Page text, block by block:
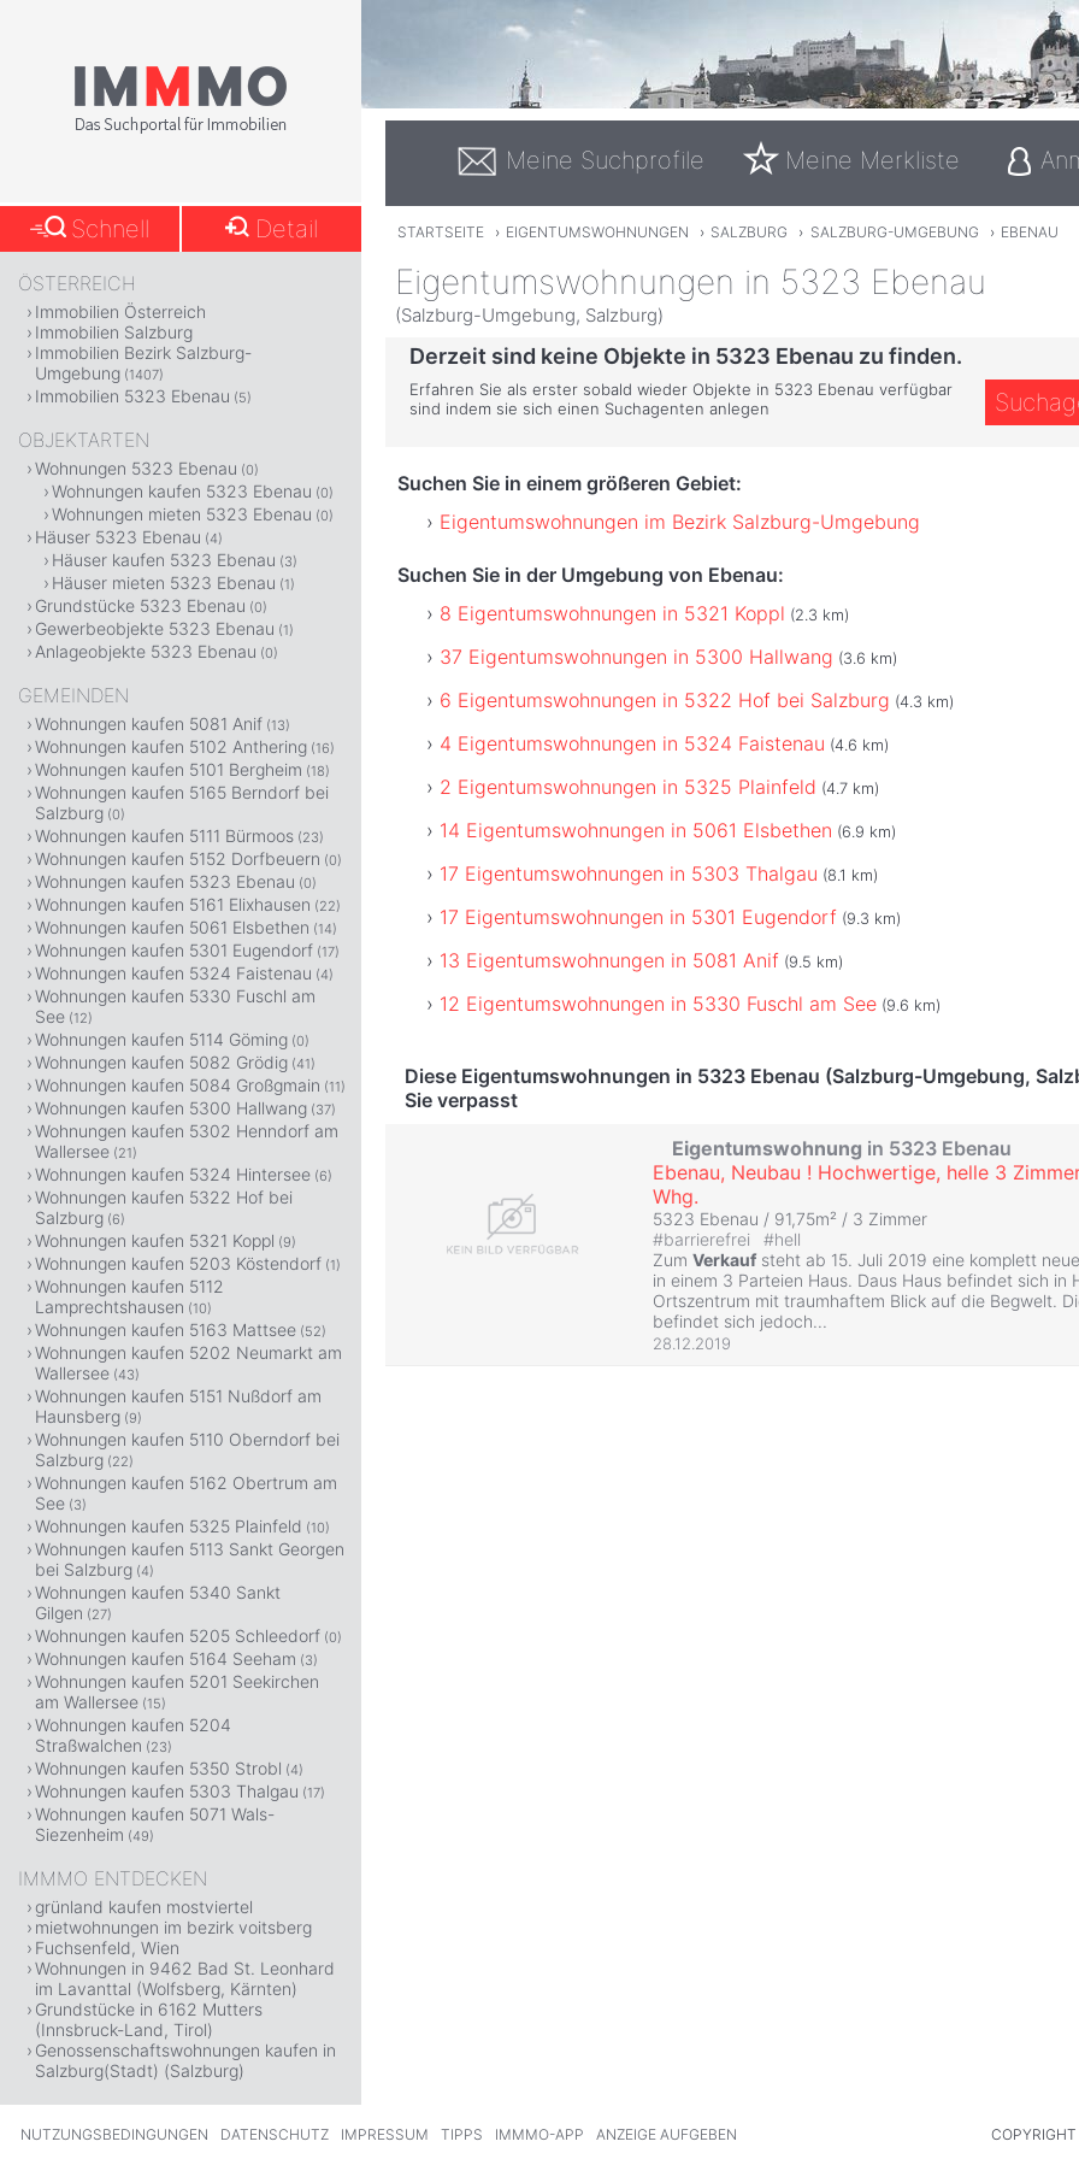
Meine Suchprofile Meine Merkliste
STARTSEITE › EIGENTUMSWOHNUNGEN › SALZBURG › SALZBURG-UMGEBUNG › EBENAU
Eigentumswohnungen in 5323 Ebenau
(Salzburg-Umgebung, Salzburg)
Derzeit sind keine Objekte in 5323 Ebenau zu finden.
Erfahren Sie als erster sobald wieder Objekte in 5323 Ebenau verfügbar
sind indem sie sich einen Suchagenten anlegen
Suchen Sie in einem größeren Gebiet:
Eigentumswohnungen im Bezirk Salzburg-Umgebung
Suchen Sie in der Umgebung von Ebenau:
8 Eigentumswohnungen in 5321 Koppl (2.3 km)
37 Eigentumswohnungen in 5300 Hallwang (3.6 km)
6 Eigentumswohnungen in 5322 Hof bei Salzburg (4.3 km)
4 Eigentumswohnungen in 5324 Faistenau (4.6 km)
2 Eigentumswohnungen in 5325 Plainfeld (4.7 km)
14 Eigentumswohnungen in 5061 Elsbethen (6.9 km)
17 Eigentumswohnungen in 5303 Thalgau (8.1 km)
17 Eigentumswohnungen in 5301 Eugendorf (9.3 km)
13 Eigentumswohnungen in 5081 Anif (9.5 km)
12 Eigentumswohnungen in 5330 Fuschl am See (9.6 km)
Diese Eigentumswohnungen in 5323 Ebenau (Salzburg-Umgebung,
Sie verpasst
Eigentumswohnung in 5323 Ebenau
Ebenau, Neubau ! Hochwertige, helle 3
Whg.
5323 Ebenau / 91,75m² / 3 Zimmer
#barrierefrei #hell
Zum Verkauf steht ab 15. Juli 2019 eine komplett
in einem 3 Parteien Haus. Daus Haus befindet sich in
Ortszentrum mit traumhaftem Blick auf die Begwelt.
befindet sich jedoch...
28.12.2019
Schnell Detail
ÖSTERREICH
Immobilien Österreich
Immobilien Salzburg
Immobilien Bezirk Salzburg-
Umgebung (1407)
Immobilien 5323 Ebenau (5)
OBJEKTARTEN
Wohnungen 5323 Ebenau (0)
Wohnungen kaufen 5323 Ebenau (0)
Wohnungen mieten 5323 Ebenau (0)
Häuser 5323 Ebenau (4)
Häuser kaufen 5323 Ebenau (3)
Häuser mieten 5323 Ebenau (1)
Grundstücke 5323 Ebenau (0)
Gewerbeobjekte 5323 Ebenau (1)
Anlageobjekte 5323 Ebenau (0)
GEMEINDEN
Wohnungen kaufen 5081 Anif (13)
Wohnungen kaufen 5102 Anthering (16)
Wohnungen kaufen 5101 Bergheim (18)
Wohnungen kaufen 5165 Berndorf bei
Salzburg (0)
Wohnungen kaufen 5111 Bürmoos (23)
Wohnungen kaufen 5152 Dorfbeuern (0)
Wohnungen kaufen 5323 Ebenau (0)
Wohnungen kaufen 5161 Elixhausen (22)
Wohnungen kaufen 5061 Elsbethen (14)
Wohnungen kaufen 5301 Eugendorf (17)
Wohnungen kaufen 5324 Faistenau (4)
Wohnungen kaufen 5330 Fuschl am
See (12)
Wohnungen kaufen 5114 Göming (0)
Wohnungen kaufen 5082 Grödig (41)
Wohnungen kaufen 5084 Großgmain (11)
Wohnungen kaufen 5300 Hallwang (37)
Wohnungen kaufen 5302 Henndorf am
Wallersee (21)
Wohnungen kaufen 5324 Hintersee (6)
Wohnungen kaufen 5322 Hof bei
Salzburg (6)
Wohnungen kaufen 5321 Koppl (9)
Wohnungen kaufen 5203 Köstendorf (1)
Wohnungen kaufen 5112
Lamprechtshausen (10)
Wohnungen kaufen 5163 Mattsee (52)
Wohnungen kaufen 5202 Neumarkt am
Wallersee (43)
Wohnungen kaufen 5151 Nußdorf am
Haunsberg (9)
Wohnungen kaufen 5110 Oberndorf bei
Salzburg (22)
Wohnungen kaufen 5162 Obertrum am
See (3)
Wohnungen kaufen 5325 Plainfeld (10)
Wohnungen kaufen 5113 Sankt Georgen
bei Salzburg (4)
Wohnungen kaufen 5340 Sankt
Gilgen (27)
Wohnungen kaufen 5205 Schleedorf (0)
Wohnungen kaufen 5164 Seeham (3)
Wohnungen kaufen 5201 Seekirchen
am Wallersee (15)
Wohnungen kaufen 5204
Straßwalchen (23)
Wohnungen kaufen 5350 Strobl (4)
Wohnungen kaufen 5303 Thalgau (17)
Wohnungen kaufen 5071 Wals-
Siezenheim (49)
IMMMO ENTDECKEN
grünland kaufen mostviertel
mietwohnungen im bezirk voitsberg
Fuchsenfeld, Wien
Wohnungen in 9462 Bad St. Leonhard
im Lavanttal (Wolfsberg, Kärnten)
Grundstücke in 6162 Mutters
(Innsbruck-Land, Tirol)
Genossenschaftswohnungen kaufen in
Salzburg(Stadt) (Salzburg)
NUTZUNGSBEDINGUNGEN DATENSCHUTZ IMPRESSUM TIPPS IMMMO-APP ANZEIGE AUFGEBEN